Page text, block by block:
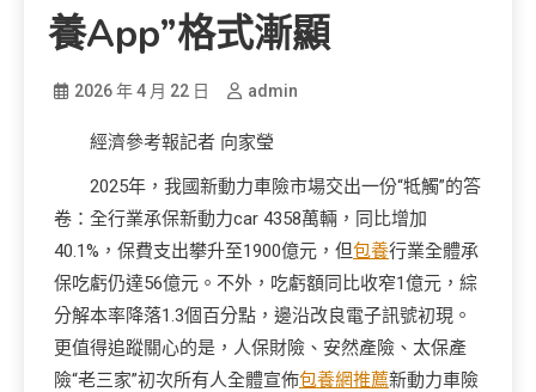
養app”格式漸顯
2026 年 4 月 22 日 admin
經濟參考報記者 向家瑩
2025年，我國新動力車險市場交出一份“牴觸”的答
卷：全行業承保新動力car 4358萬輛，同比增加
40.1%，保費支出攀升至1900億元，但包養行業全體承
保吃虧仍達56億元。不外，吃虧額同比收窄1億元，綜
分解本率降落1.3個百分點，邊沿改良電子訊號初現。
更值得追蹤關心的是，人保財險、安然產險、太保產
險“老三家”初次所有人全體宣佈包養網推薦新動力車險